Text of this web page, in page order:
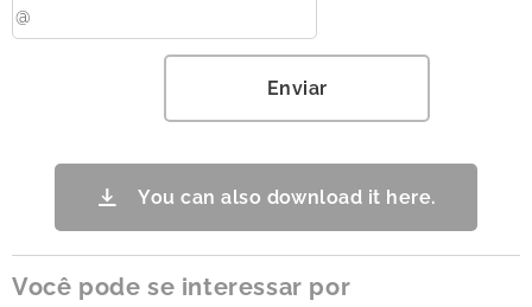
Enviar
You can also download it here.
Você pode se interessar por